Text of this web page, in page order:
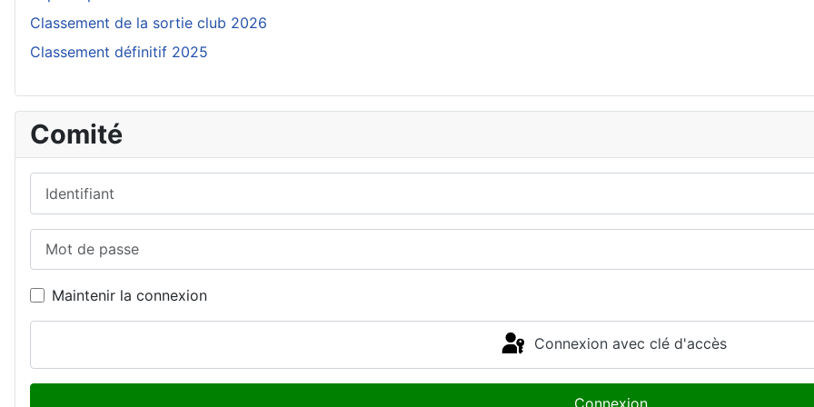
Classement de la sortie club 2026
Classement définitif 2025
Comité
Maintenir la connexion
Connexion avec clé d'accès